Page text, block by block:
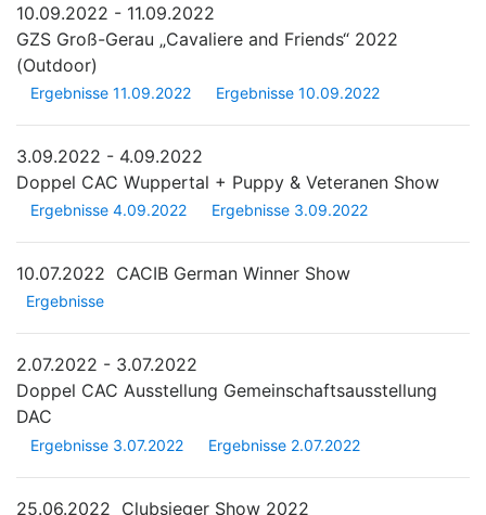
10.09.2022 - 11.09.2022
GZS Groß-Gerau „Cavaliere and Friends“ 2022
(Outdoor)
Ergebnisse 11.09.2022 Ergebnisse 10.09.2022
3.09.2022 - 4.09.2022
Doppel CAC Wuppertal + Puppy & Veteranen Show
Ergebnisse 4.09.2022 Ergebnisse 3.09.2022
10.07.2022 CACIB German Winner Show
Ergebnisse
2.07.2022 - 3.07.2022
Doppel CAC Ausstellung Gemeinschaftsausstellung
DAC
Ergebnisse 3.07.2022 Ergebnisse 2.07.2022
25.06.2022 Clubsieger Show 2022